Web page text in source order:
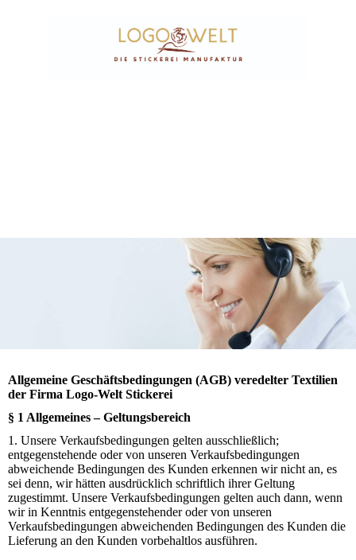
Allgemeine Geschäftsbedingungen (AGB) veredelter Textilien
der Firma Logo-Welt Stickerei
§ 1 Allgemeines – Geltungsbereich
1. Unsere Verkaufsbedingungen gelten ausschließlich;
entgegenstehende oder von unseren Verkaufsbedingungen
abweichende Bedingungen des Kunden erkennen wir nicht an, es
sei denn, wir hätten ausdrücklich schriftlich ihrer Geltung
zugestimmt. Unsere Verkaufsbedingungen gelten auch dann, wenn
wir in Kenntnis entgegenstehender oder von unseren
Verkaufsbedingungen abweichenden Bedingungen des Kunden die
Lieferung an den Kunden vorbehaltlos ausführen.